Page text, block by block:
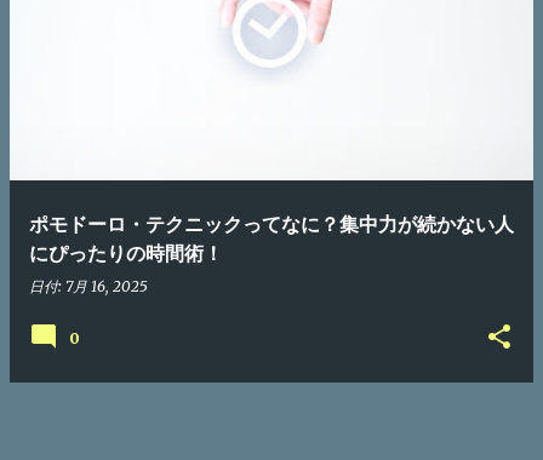
ポモドーロ・テクニックってなに？集中力が続かない人
にぴったりの時間術！
日付: 7月 16, 2025
0